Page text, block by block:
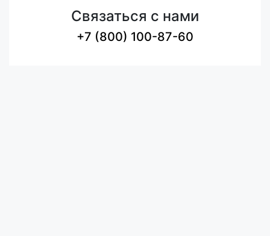
Связаться с нами
+7 (800) 100-87-60